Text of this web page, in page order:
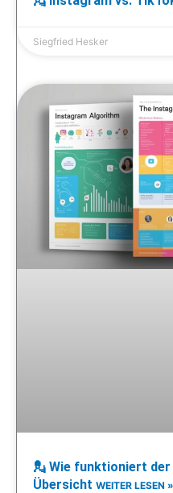
Siegfried Hesker
💂 Wie funktioniert
Übersicht WEITER LESEN »